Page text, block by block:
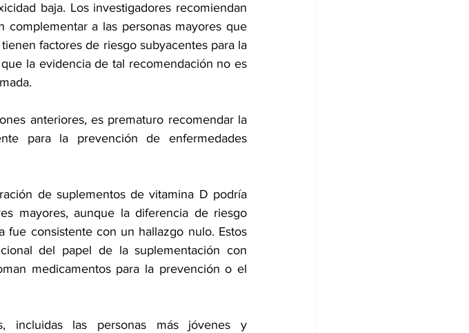
baja. Los investigadores recomiendan
a las personas mayores que
factores de riesgo subyacentes para la
la evidencia de tal recomendación no es
anteriores, es prematuro recomendar la
para la prevención de enfermedades
de suplementos de vitamina D podría
mayores, aunque la diferencia de riesgo
consistente con un hallazgo nulo. Estos
del papel de la suplementación con
medicamentos para la prevención o el
incluidas las personas más jóvenes y